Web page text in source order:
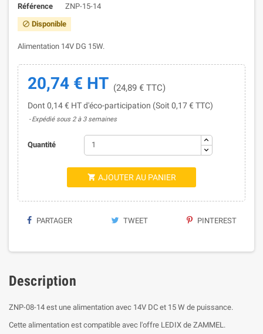
Référence
ZNP-15-14
 Disponible
Alimentation 14V DG 15W.
20,74 € HT (24,89 € TTC)
Dont 0,14 € HT d'éco-participation (Soit 0,17 € TTC)
Expédié sous 2 à 3 semaines
Quantité
 AJOUTER AU PANIER
PARTAGER TWEET PINTEREST
Description
ZNP-08-14 est une alimentation avec 14V DC et 15 W de puissance.
Cette alimentation est compatible avec l'offre LEDIX de ZAMMEL.